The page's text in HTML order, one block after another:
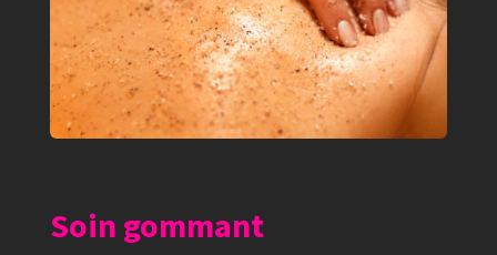
Soin gommant